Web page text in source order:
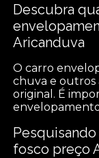
Descubra
Aricanduva
O carro
chuva e outros
original. É
fosco preço